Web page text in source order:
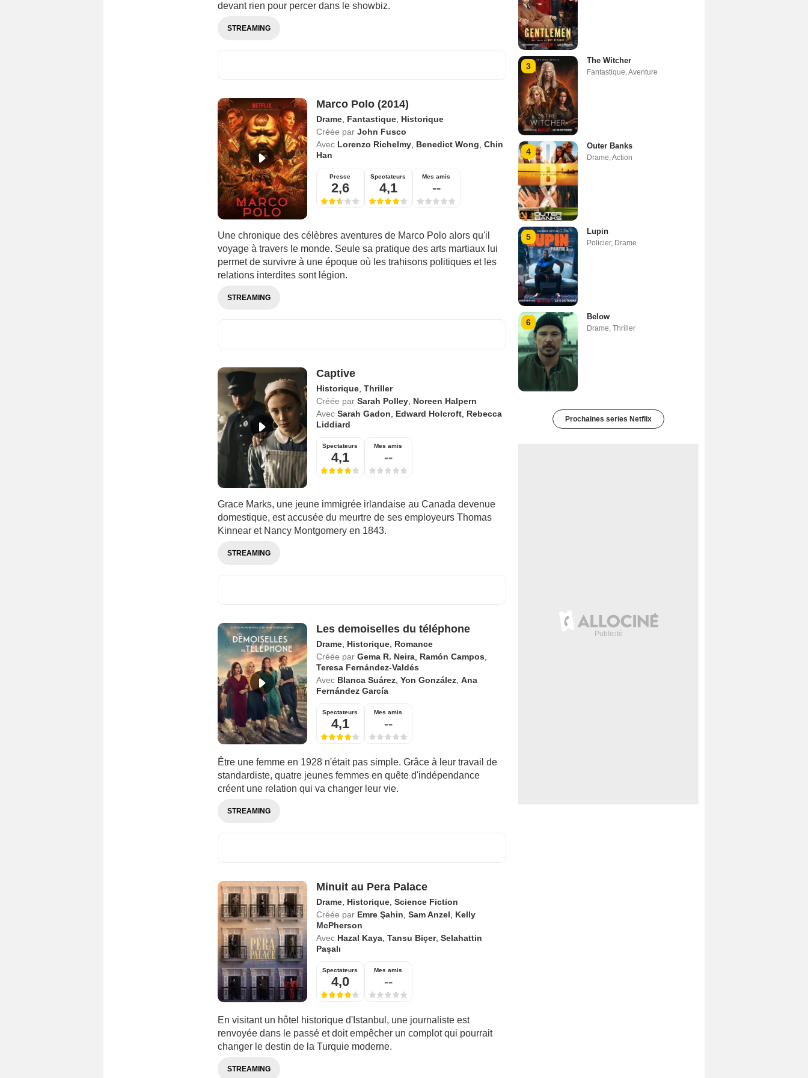
devant rien pour percer dans le showbiz.
STREAMING
Marco Polo (2014)
Drame, Fantastique, Historique
Créée par John Fusco
Avec Lorenzo Richelmy, Benedict Wong Chin
Han
Presse
2,6
Spectateurs
4,1
Mes amis
--
Une chronique des célèbres aventures de Marco Polo alors qu'il
voyage à travers le monde. Seule sa pratique des arts martiaux lui
permet de survivre à une époque où les trahisons politiques et les
relations interdites sont légion.
STREAMING
Captive
Historique, Thriller
Créée par Sarah Polley, Noreen Halpern
Avec Sarah Gadon Edward Holcroft, Rebecca
Liddiard
Spectateurs
4,1
Mes amis
--
Grace Marks, une jeune immigrée irlandaise au Canada devenue
domestique, est accusée du meurtre de ses employeurs Thomas
Kinnear et Nancy Montgomery en 1843.
STREAMING
Les demoiselles du téléphone
Drame, Historique, Romance
Créée par Gema R. Neira, Ramón Campos,
Teresa Fernández-Valdés
Avec Blanca Suárez, Yon González, Ana
Fernández García
Spectateurs
4,1
Mes amis
--
Être une femme en 1928 n'était pas simple. Grâce à leur travail de
standardiste, quatre jeunes femmes en quête d'indépendance
créent une relation qui va changer leur vie.
STREAMING
Minuit au Pera Palace
Drame, Historique, Science Fiction
Créée par Emre Şahin, Sam Anzel, Kelly
McPherson
Avec Hazal Kaya, Tansu Biçer, Selahattin
Paşalı
Spectateurs
4,0
Mes amis
--
En visitant un hôtel historique d'Istanbul, une journaliste est
renvoyée dans le passé et doit empêcher un complot qui pourrait
changer le destin de la Turquie moderne.
STREAMING
3
The Witcher
Fantastique,Aventure
4
Outer Banks
Drame,Action
5
Lupin
Policier, Drame
6
Below
Drame, Thriller
Prochaines series Netflix